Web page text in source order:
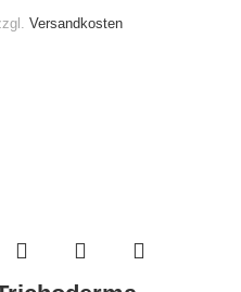
Versandkosten